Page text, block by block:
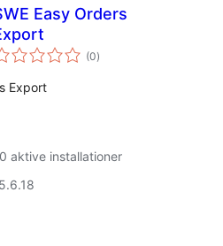
Easy Orders
(0totale
bedømmelser
)
Export
aktive installationer